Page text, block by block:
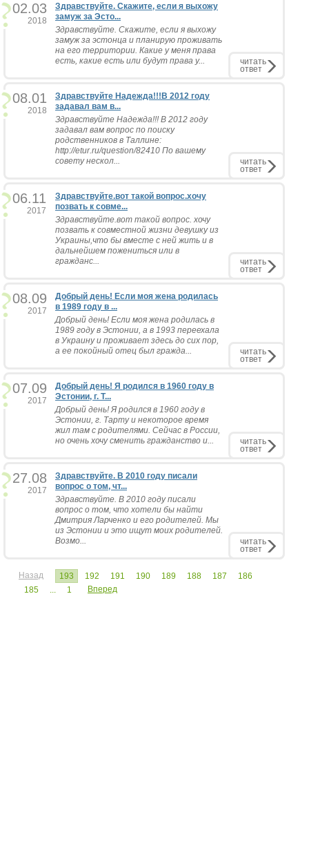
02.03
2018
Здравствуйте. Скажите, если я выхожу
замуж за Эсто...
Здравствуйте. Скажите, если я выхожу
замуж за эстонца и планирую проживать
на его территории. Какие у меня права
есть, какие есть или будут права у...
читать
ответ
08.01
2018
Здравствуйте Надежда!!!В 2012 году
задавал вам в...
Здравствуйте Надежда!!! В 2012 году
задавал вам вопрос по поиску
родственников в Таллине:
http://etur.ru/question/82410 По вашему
совету нескол...
читать
ответ
06.11
2017
Здравствуйте.вот такой вопрос.хочу
позвать к совме...
Здравствуйте.вот такой вопрос. хочу
позвать к совместной жизни девушку из
Украины,что бы вместе с ней жить и в
дальнейшем пожениться или в
гражданс...
читать
ответ
08.09
2017
Добрый день! Если моя жена родилась
в 1989 году в ...
Добрый день! Если моя жена родилась в
1989 году в Эстонии, а в 1993 переехала
в Украину и проживает здесь до сих пор,
а ее покойный отец был гражда...
читать
ответ
07.09
2017
Добрый день! Я родился в 1960 году в
Эстонии, г. Т...
Добрый день! Я родился в 1960 году в
Эстонии, г. Тарту и некоторое время
жил там с родителями. Сейчас в России,
но очень хочу сменить гражданство и...
читать
ответ
27.08
2017
Здравствуйте. В 2010 году писали
вопрос о том, чт...
Здравствуйте. В 2010 году писали
вопрос о том, что хотели бы найти
Дмитрия Ларченко и его родителей. Мы
из Эстонии и это ищут моих родителей.
Возмо...
читать
ответ
Назад 193 192 191 190 189 188 187
186
185
... 1 Вперед